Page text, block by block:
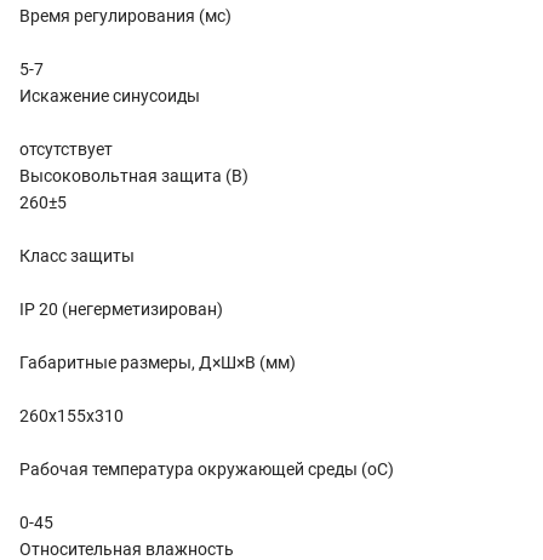
Время регулирования (мс)
5-7
Искажение синусоиды
отсутствует
Высоковольтная защита (В)
260±5
Класс защиты
IP 20 (негерметизирован)
Габаритные размеры, Д×Ш×В (мм)
260х155х310
Рабочая температура окружающей среды (оС)
0-45
Относительная влажность